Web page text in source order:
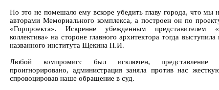
Но это не помешало ему вскоре убедить главу города, что мы
авторами Мемориального комплекса, а построен он по
«Горпроекта». Искренне убежденным представителем
коллектива» на стороне главного архитектора тогда
названного института Щекина Н.И.
Любой компромисс был исключен, представление
проигнорировано, администрация заняла против нас
спровоцировав наше обращение в суд.